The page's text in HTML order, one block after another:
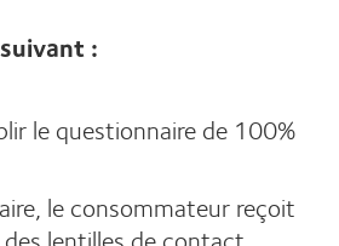
:
le questionnaire de 100%
le consommateur reçoit